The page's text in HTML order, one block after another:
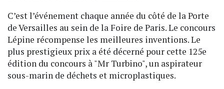
C’est l’événement chaque année du côté de la Porte
de Versailles au sein de la Foire de Paris. Le concours
Lépine récompense les meilleures inventions. Le
plus prestigieux prix a été décerné pour cette 125e
édition du concours à "Mr Turbino", un aspirateur
sous-marin de déchets et microplastiques.